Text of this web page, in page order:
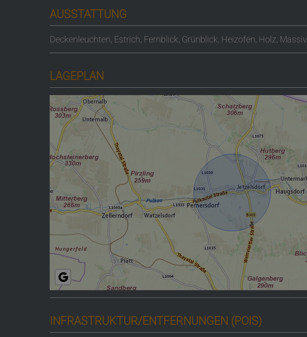
AUSSTATTUNG
Deckenleuchten Estrich Fernblick Grünblick Heizofen Holz Massiv
LAGEPLAN
INFRASTRUKTUR/ENTFERNUNGEN (POIS)